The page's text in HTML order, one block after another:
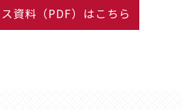
資料（PDF）はこちら